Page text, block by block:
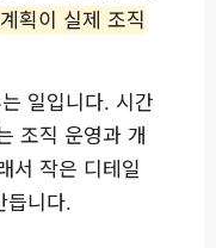
획이 실제 조직
일입니다. 시간
조직 운영과 개
서 작은 디테일
듭니다.